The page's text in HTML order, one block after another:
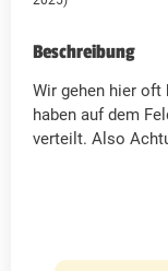
Beschreibung
Wir gehen hier oft
haben auf dem
verteilt. Also